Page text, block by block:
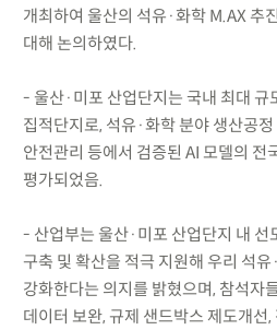
개최하여 울산의 석유·화학 M.AX 추
대해 논의하였다.
- 울산·미포 산업단지는 국내 최대
집적단지로, 석유·화학 분야 생산공
안전관리 등에서 검증된 AI 모델의 전
평가되었음.
- 산업부는 울산·미포 산업단지 내 선
구축 및 확산을 적극 지원해 우리 석
강화한다는 의지를 밝혔으며, 참석자
데이터 보완, 규제 샌드박스 제도개선